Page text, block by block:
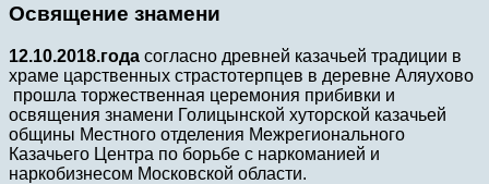
Освящение знамени
12.10.2018.года согласно древней казачьей традиции в
храме царственных страстотерпцев в деревне Аляухово
прошла торжественная церемония прибивки и
освящения знамени Голицынской хуторской казачьей
общины Местного отделения Межрегионального
Казачьего Центра по борьбе с наркоманией и
наркобизнесом Московской области.